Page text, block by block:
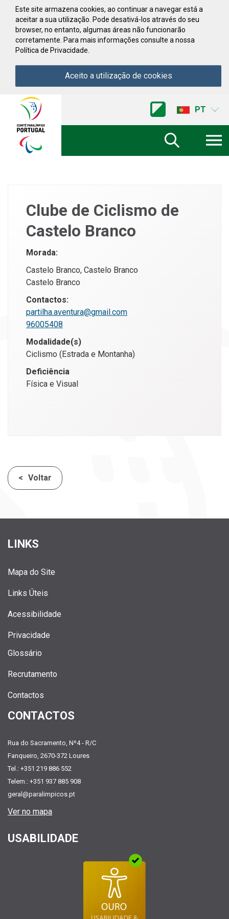
Saltar para conteúdo
Este site armazena cookies, ao continuar a navegar está a
aceitar a sua utilização. Pode desativá-los através do seu
browser, no entanto, algumas áreas não funcionarão
corretamente. Para mais informações consulte a nossa
Política de Privacidade.
Aceito a utilização de cookies
Comite
Paralimpico
Portugal
PT
Clube de Ciclismo de
Castelo Branco
Morada:
Castelo Branco, Castelo Branco
Castelo Branco
Contactos:
partilha.aventura@gmail.com
96005408
Modalidade(s)
Ciclismo (Estrada e Montanha)
Deficiência
Física e Visual
Voltar
LINKS
Mapa do Site
Links Úteis
Acessibilidade
Privacidade
Glossário
Recrutamento
Contactos
CONTACTOS
Rua do Sacramento, Nº4 - R/C
Fanqueiro, 2670-372 Loures
Tel.: +351 219 886 552
Telem.: +351 937 885 908
geral@paralimpicos.pt
Ver no mapa
USABILIDADE